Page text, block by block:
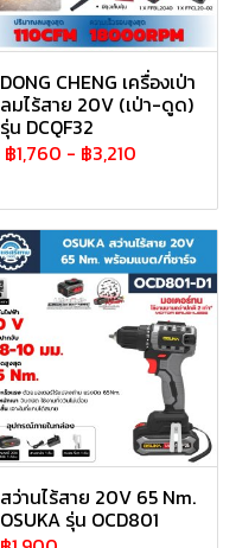
DONG CHENG เครื่องเป่า
ลมไร้สาย 20V (เป่า-ดูด)
รุ่น DCQF32
฿1,760 - ฿3,210
สว่านไร้สาย 20V 65 Nm.
OSUKA รุ่น OCD801